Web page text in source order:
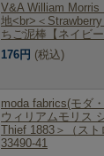
V&A William Morris
地<br>＜
ちご泥棒【ネイビ
176円 (税込)
moda fabrics(モダ
ウィリアムモリス
Thief 1883＞（ス
33490-41